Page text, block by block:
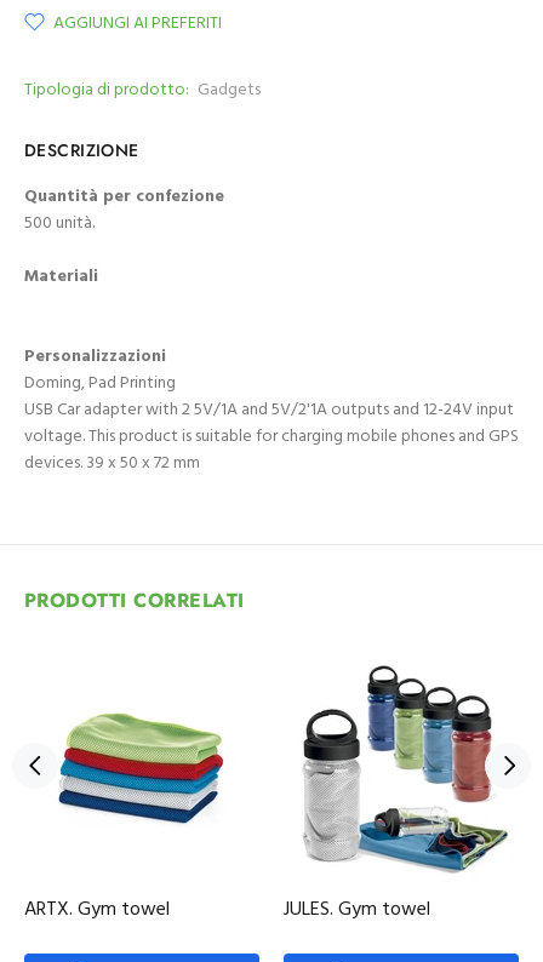
AGGIUNGI AI PREFERITI
Tipologia di prodotto: Gadgets
DESCRIZIONE
Quantità per confezione
500 unità.
Materiali
Personalizzazioni
Doming, Pad Printing
USB Car adapter with 2 5V/1A and 5V/2'1A outputs and 12-24V input
voltage. This product is suitable for charging mobile phones and GPS
devices. 39 x 50 x 72 mm
PRODOTTI CORRELATI
ARTX. Gym towel JULES. Gym towel